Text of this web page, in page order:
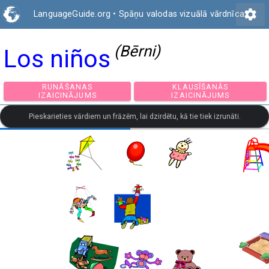
LanguageGuide.org • Spāņu valodas vizuālā vārdnīcasettings
Los niños (Bērni)
RUNĀŠANAS
IZAICINĀJUMS
KLAUSĪŠANĀS
IZAICINĀJUMS
Pieskarieties vārdiem un frāzēm, lai dzirdētu, kā tie tiek izrunāti.